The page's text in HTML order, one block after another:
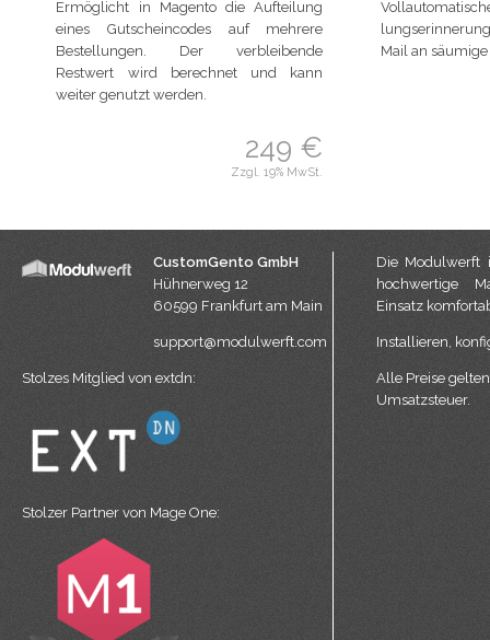
Ermöglicht in Magento die Aufteilung
eines Gutscheincodes auf mehrere
Bestellungen. Der verbleibende
Restwert wird berechnet und kann
weiter genutzt werden.
249 €
Zzgl. 19% MwSt.
Mail an
CustomGento GmbH
Hühnerweg 12
60599 Frankfurt am Main
support@modulwerft.com
Stolzes Mitglied von extdn:
Stolzer Partner von Mage One:
Die Modulwerft
hochwertige
Einsatz
Installieren,
Alle Preise
Umsatzsteuer.